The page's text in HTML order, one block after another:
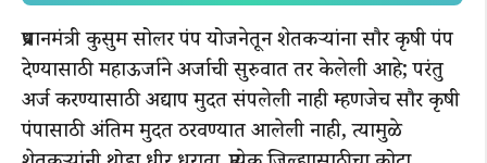
प्रधानमंत्री कुसुम सोलर पंप योजनेतून शेतकऱ्यांना सौर कृषी पंप
देण्यासाठी महाऊर्जाने अर्जाची सुरुवात तर केलेली आहे; परंतु
अर्ज करण्यासाठी अद्याप मुदत संपलेली नाही म्हणजेच सौर कृषी
पंपासाठी अंतिम मुदत ठरवण्यात आलेली नाही, त्यामुळे